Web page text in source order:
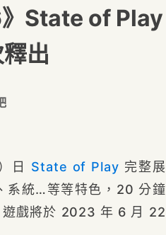
State of Play
出
日 State of Play 完整展
系統…等等特色，20 分鐘
遊戲將於 2023 年 6 月 22